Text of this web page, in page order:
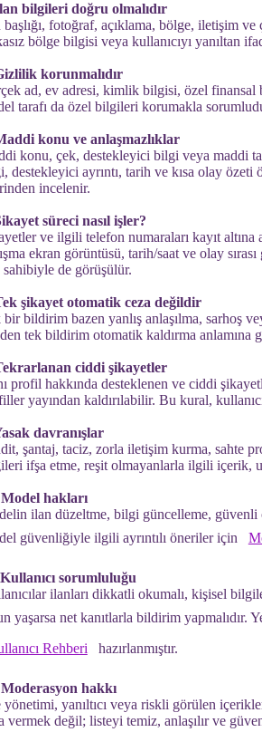
bilgileri doğru olmalıdır
fotoğraf, açıklama, bölge, iletişim ve
bölge bilgisi veya kullanıcıyı yanıltan
korunmalıdır
ad, ev adresi, kimlik bilgisi, özel finansal
tarafı da özel bilgileri korumakla
konu ve anlaşmazlıklar
konu, çek, destekleyici bilgi veya maddi
destekleyici ayrıntı, tarih ve kısa olay
incelenir.
süreci nasıl işler?
ve ilgili telefon numaraları kayıt altına
ekran görüntüsü, tarih/saat ve olay
de görüşülür.
şikayet otomatik ceza değildir
bir bildirim bazen yanlış anlaşılma, sarhoş
tek bildirim otomatik kaldırma
ciddi şikayetler
profil hakkında desteklenen ve ciddi
yayından kaldırılabilir. Bu kural,
davranışlar
şantaj, taciz, zorla iletişim kurma, sahte
ifşa etme, reşit olmayanlarla ilgili içerik,
hakları
ilan düzeltme, bilgi güncelleme, güvenli
güvenliğiyle ilgili ayrıntılı öneriler için
sorumluluğu
ilanları dikkatli okumalı, kişisel
yaşarsa net kanıtlarla bildirim yapmalıdır.
Rehberi
hazırlanmıştır.
hakkı
yönetimi, yanıltıcı veya riskli görülen
vermek değil; listeyi temiz, anlaşılır ve